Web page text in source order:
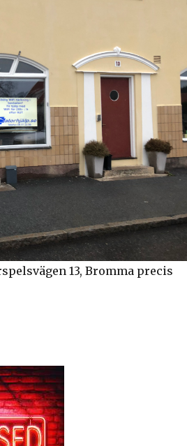
13, Bromma precis